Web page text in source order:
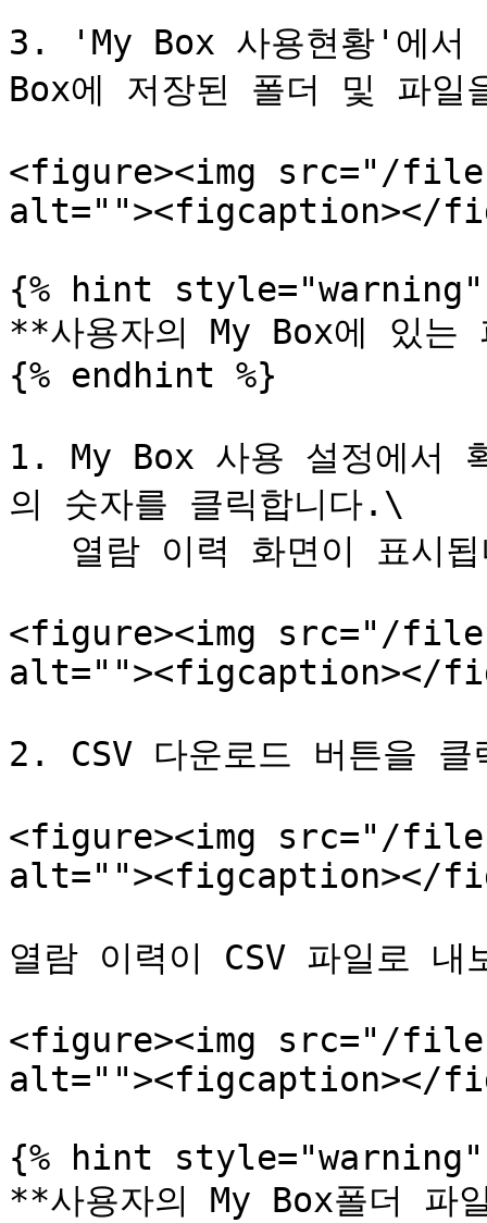
3. 'My Box 사용현황'에서
Box에 저장된 폴더 및 파일
<figure><img src="/files/
alt=""><figcaption></
{% hint style="warning"
**사용자의 My Box에 있는
{% endhint %}
1. My Box 사용 설정에서
의 숫자를 클릭합니다.\
<figure><img src="/files/
alt=""><figcaption></
2. CSV 다운로드 버튼을 클
<figure><img src="/files/
alt=""><figcaption></
열람 이력이 CSV 파일로 내
<figure><img src="/files/
alt=""><figcaption></
{% hint style="warning"
**사용자의 My Box폴더 파